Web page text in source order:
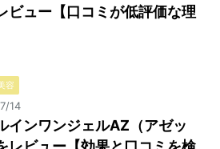
ビュー【口コミが低評価な理
容
14
インワンジェルAZ（アゼッ